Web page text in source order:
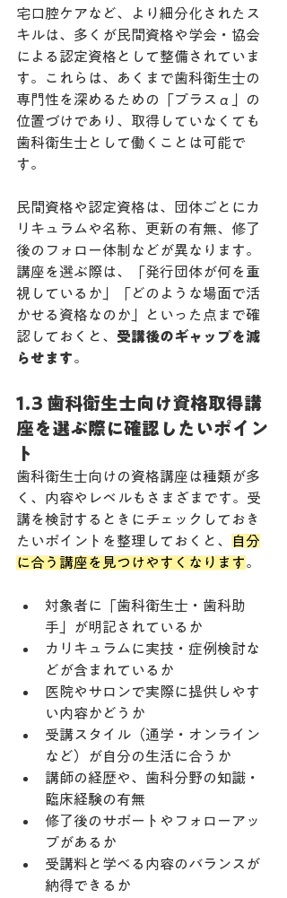
宅口腔ケアなど、より細分化されたス
キルは、多くが民間資格や学会・協会
による認定資格として整備されていま
す。これらは、あくまで歯科衛生士の
専門性を深めるための「プラスα」の
位置づけであり、取得していなくても
歯科衛生士として働くことは可能で
す。
民間資格や認定資格は、団体ごとにカ
リキュラムや名称、更新の有無、修了
後のフォロー体制などが異なります。
講座を選ぶ際は、「発行団体が何を重
視しているか」「どのような場面で活
かせる資格なのか」といった点まで確
認しておくと、 受講後のギャップを減
らせます。
1.3 歯科衛生士向け資格取得講
座を選ぶ際に確認したいポイン
ト
歯科衛生士向けの資格講座は種類が多
く、内容やレベルもさまざまです。受
講を検討するときにチェックしておき
たいポイントを整理しておくと、
自分
に合う講座を見つけやすくなります。
対象者に「歯科衛生士・歯科助
手」が明記されているか
カリキュラムに実技・症例検討な
どが含まれているか
医院やサロンで実際に提供しやす
い内容かどうか
受講スタイル（通学・オンライン
など）が自分の生活に合うか
講師の経歴や、歯科分野の知識・
臨床経験の有無
修了後のサポートやフォローアッ
プがあるか
受講料と学べる内容のバランスが
納得できるか